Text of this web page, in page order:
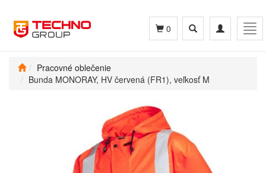
Toggle
navigation
Toggle
search
0
Pracovné oblečenie
Bunda MONORAY, HV červená (FR1), veľkosť M